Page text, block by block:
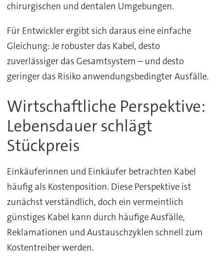
chirurgischen und dentalen Umgebungen.
Für Entwickler ergibt sich daraus eine einfache
Gleichung: Je robuster das Kabel, desto
zuverlässiger das Gesamtsystem – und desto
geringer das Risiko anwendungsbedingter Ausfälle.
Wirtschaftliche Perspektive:
Lebensdauer schlägt
Stückpreis
Einkäuferinnen und Einkäufer betrachten Kabel
häufig als Kostenposition. Diese Perspektive ist
zunächst verständlich, doch ein vermeintlich
günstiges Kabel kann durch häufige Ausfälle,
Reklamationen und Austauschzyklen schnell zum
Kostentreiber werden.